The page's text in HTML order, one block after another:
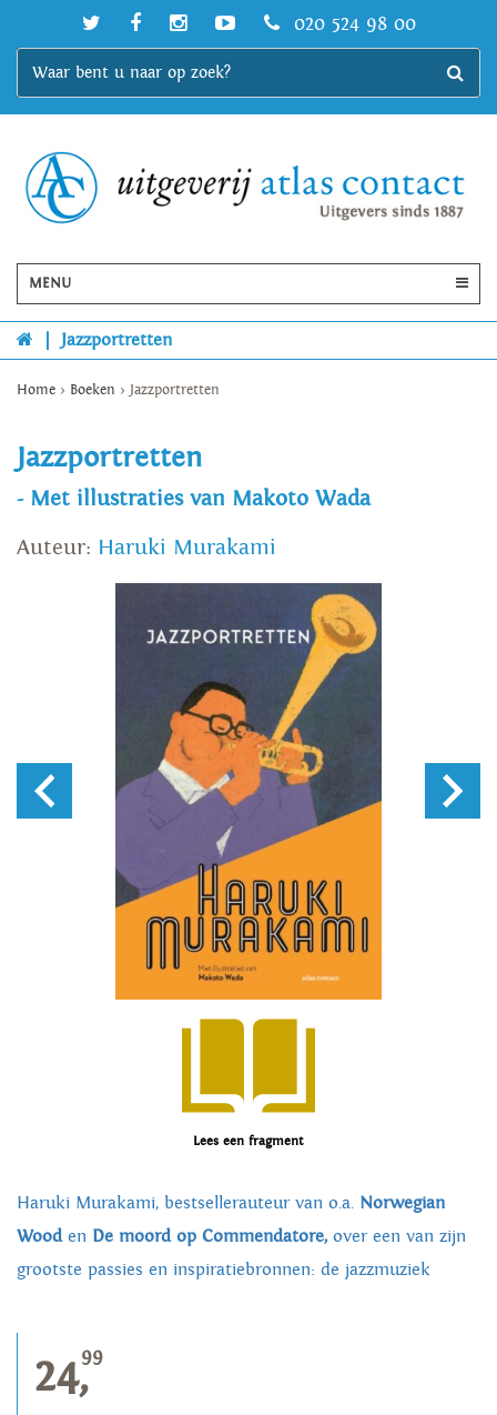
020 524 98 00
MENU
Jazzportretten
Home > Boeken > Jazzportretten
Jazzportretten
- Met illustraties van Makoto Wada
Auteur: Haruki Murakami
Lees een fragment
Haruki Murakami, bestsellerauteur van o.a. Norwegian
Wood en De moord op Commendatore, over een van zijn
grootste passies en inspiratiebronnen: de jazzmuziek
24,99